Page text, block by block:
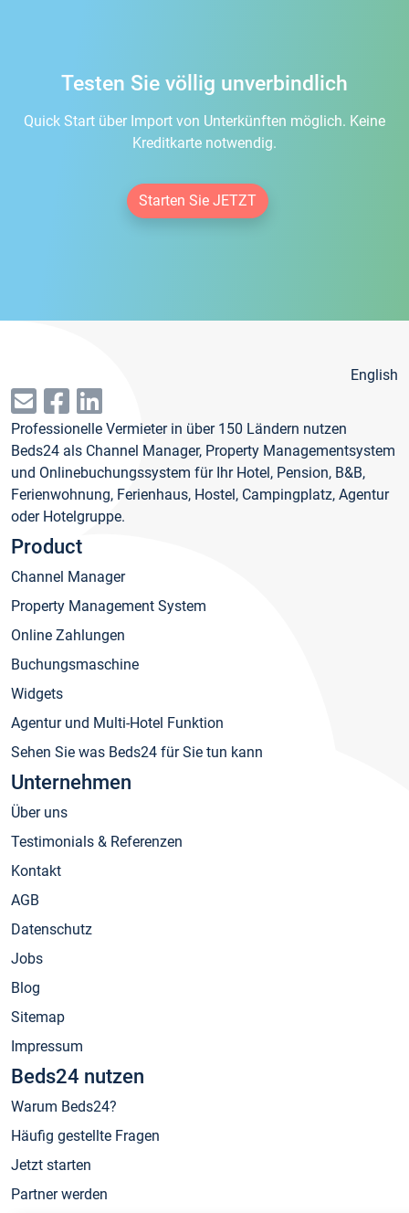
Testen Sie völlig unverbindlich
Quick Start über Import von Unterkünften möglich. Keine
Kreditkarte notwendig.
Starten Sie JETZT
English
Professionelle Vermieter in über 150 Ländern nutzen
Beds24 als Channel Manager, Property Managementsystem
und Onlinebuchungssystem für Ihr Hotel, Pension, B&B,
Ferienwohnung, Ferienhaus, Hostel, Campingplatz, Agentur
oder Hotelgruppe.
Product
Channel Manager
Property Management System
Online Zahlungen
Buchungsmaschine
Widgets
Agentur und Multi-Hotel Funktion
Sehen Sie was Beds24 für Sie tun kann
Unternehmen
Über uns
Testimonials & Referenzen
Kontakt
AGB
Datenschutz
Jobs
Blog
Sitemap
Impressum
Beds24 nutzen
Warum Beds24?
Häufig gestellte Fragen
Jetzt starten
Partner werden